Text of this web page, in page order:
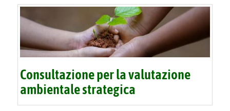
Consultazione per la valutazione
ambientale strategica